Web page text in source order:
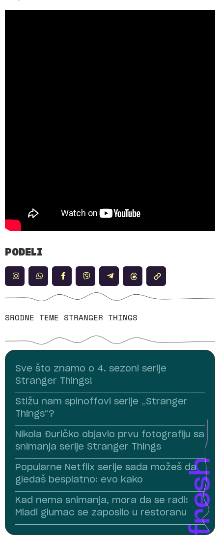
PODELI
SRODNE TEME STRANGER THINGS
Sve što znamo o 4. sezoni serije
Stranger Things!
Stižu nam spinoffovi serije „Stranger
Things“?
Nikola Đuričko objavio prvu fotografiju sa
snimanja serije Stranger Things
Popularne Netflix serije sada možeš da
gledaš besplatno: evo kako
Kad nema snimanja, mora da se radi:
Mladi glumac se zaposlio u restoranu